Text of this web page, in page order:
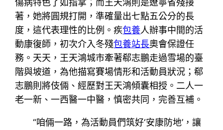
傷病特色了如指掌；而王天鴻則是遼寧省殘接
著，她將圓規打開，準確量出七點五公分的長
度，這代表理性的比例。疾包養人辦事中間的活
動康復師，初次介入冬殘包養站長奧會保證任
務。天天，王天鴻城市牽著郗志鵬走過雪場的臺
階與坡道，為他描寫賽場情形和活動員狀況；郗
志鵬則將伎倆、經歷對王天鴻傾囊相授。二人一
老一新、一西醫一中醫，慎密共同，完善互補。
“咱倆一路，為活動員們筑好‘安康防地’，讓